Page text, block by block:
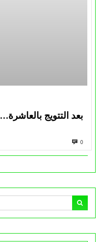
بعد التتويج
0